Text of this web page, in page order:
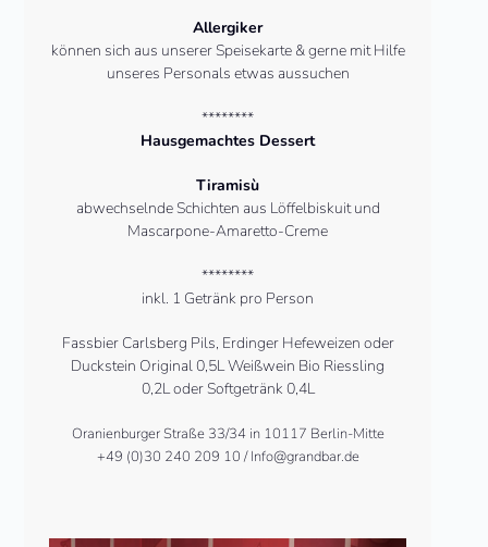
Allergiker
können sich aus unserer Speisekarte & gerne mit Hilfe
unseres Personals etwas aussuchen
********
Hausgemachtes Dessert
Tiramisù
abwechselnde Schichten aus Löffelbiskuit und
Mascarpone-Amaretto-Creme
********
inkl. 1 Getränk pro Person
Fassbier Carlsberg Pils, Erdinger Hefeweizen oder
Duckstein Original 0,5L Weißwein Bio Riessling
0,2L oder Softgetränk 0,4L
Oranienburger Straße 33/34 in 10117 Berlin-Mitte
+49 (0)30 240 209 10 / Info@grandbar.de